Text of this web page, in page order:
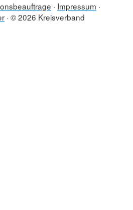
Impressum
© 2026 Kreisverband